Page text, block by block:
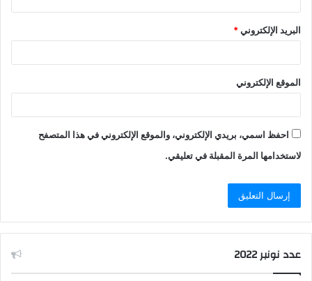
البريد الإلكتروني*
الموقع الإلكتروني
احفظ اسمي، بريدي الإلكتروني، والموقع الإلكتروني في هذا المتصفح
لاستخدامها المرة المقبلة في تعليقي.
عدد نونبر 2022